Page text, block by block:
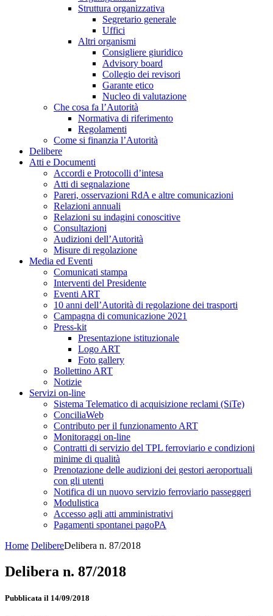
Struttura organizzativa
Segretario generale
Uffici
Altri organismi
Consigliere giuridico
Advisory board
Collegio dei revisori
Garante etico
Nucleo di valutazione
Che cosa fa l’Autorità
Normativa di riferimento
Regolamenti
Come si finanzia l’Autorità
Delibere
Atti e Documenti
Accordi e Protocolli d’intesa
Atti di segnalazione
Pareri, osservazioni RdA e altre comunicazioni
Relazioni annuali
Relazioni su indagini conoscitive
Consultazioni
Audizioni dell’Autorità
Misure di regolazione
Media ed Eventi
Comunicati stampa
Interventi del Presidente
Eventi ART
10 anni dell’Autorità di regolazione dei trasporti
Campagna di comunicazione 2021
Press-kit
Presentazione istituzionale
Logo ART
Foto gallery
Bollettino ART
Notizie
Servizi on-line
Sistema Telematico di acquisizione reclami (SiTe)
ConciliaWeb
Contributo per il funzionamento ART
Monitoraggi on-line
Contratti di servizio del TPL ferroviario e condizioni
minime di qualità
Prenotazione delle audizioni dei gestori aeroportuali
con gli utenti
Notifica di un nuovo servizio ferroviario passeggeri
Modulistica
Accesso agli atti amministrativi
Pagamenti spontanei pagoPA
Home DelibereDelibera n. 87/2018
Delibera n. 87/2018
Pubblicata il 14/09/2018